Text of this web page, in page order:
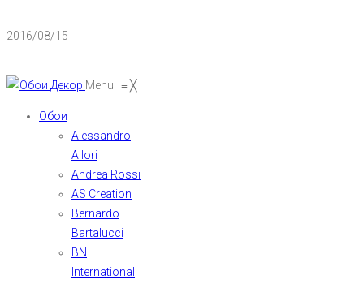
2016/08/15
Menu ≡╳
Обои
Alessandro
Allori
Andrea Rossi
AS Creation
Bernardo
Bartalucci
BN
International